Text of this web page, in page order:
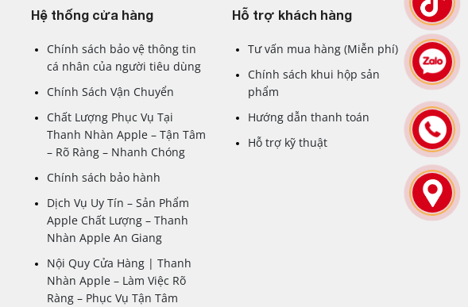
Hệ thống cửa hàng
Chính sách bảo vệ thông tin
cá nhân của người tiêu dùng
Chính Sách Vận Chuyển
Chất Lượng Phục Vụ Tại
Thanh Nhàn Apple – Tận Tâm
– Rõ Ràng – Nhanh Chóng
Chính sách bảo hành
Dịch Vụ Uy Tín – Sản Phẩm
Apple Chất Lượng – Thanh
Nhàn Apple An Giang
Nội Quy Cửa Hàng | Thanh
Nhàn Apple – Làm Việc Rõ
Ràng – Phục Vụ Tận Tâm
Hỗ trợ khách hàng
Tư vấn mua hàng (Miễn phí)
Chính sách khui hộp sản
phẩm
Hướng dẫn thanh toán
Hỗ trợ kỹ thuật